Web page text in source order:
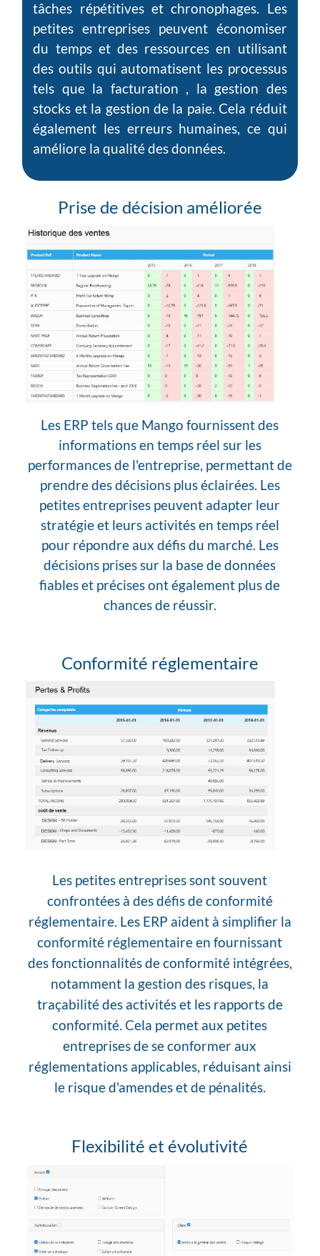
tâches répétitives et chronophages. Les
petites entreprises peuvent économiser
du temps et des ressources en utilisant
des outils qui automatisent les processus
tels que la facturation , la gestion des
stocks et la gestion de la paie. Cela réduit
également les erreurs humaines, ce qui
améliore la qualité des données.
Prise de décision améliorée
Les ERP tels que Mango fournissent des
informations en temps réel sur les
performances de l'entreprise, permettant de
prendre des décisions plus éclairées. Les
petites entreprises peuvent adapter leur
stratégie et leurs activités en temps réel
pour répondre aux défis du marché. Les
décisions prises sur la base de données
fiables et précises ont également plus de
chances de réussir.
Conformité réglementaire
Les petites entreprises sont souvent
confrontées à des défis de conformité
réglementaire. Les ERP aident à simplifier la
conformité réglementaire en fournissant
des fonctionnalités de conformité intégrées,
notamment la gestion des risques, la
traçabilité des activités et les rapports de
conformité. Cela permet aux petites
entreprises de se conformer aux
réglementations applicables, réduisant ainsi
le risque d'amendes et de pénalités.
Flexibilité et évolutivité